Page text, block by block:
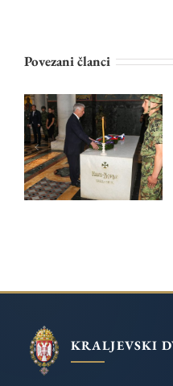
Povezani članci
PORODICA ODALA
POČAST
KARAĐORĐU NA
OPLENCU NA 209.
GODIŠNjICU
KRALJEVSKI